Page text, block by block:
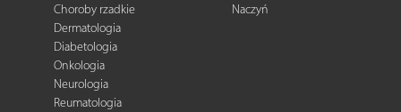
Choroby rzadkie
Dermatologia
Diabetologia
Onkologia
Neurologia
Reumatologia
Naczyń